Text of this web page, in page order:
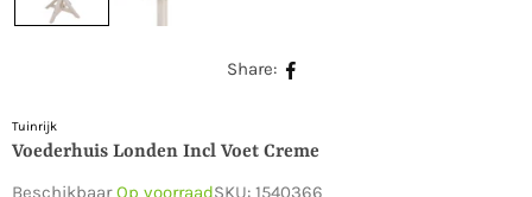
Share:
Tuinrijk
Voederhuis Londen Incl Voet Creme
BeschikbaarOp voorraadSKU: 1540366